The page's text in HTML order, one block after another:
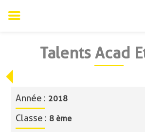
Talents Acad
Année : 2018
Classe : 8 ème